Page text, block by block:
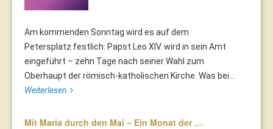
Am kommenden Sonntag wird es auf dem
Petersplatz festlich: Papst Leo XIV. wird in sein Amt
eingeführt – zehn Tage nach seiner Wahl zum
Oberhaupt der römisch-katholischen Kirche. Was bei...
Weiterlesen
Mit Maria durch den Mai – Ein Monat der …